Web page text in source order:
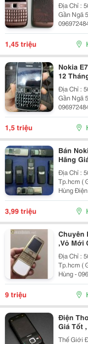
Địa Chỉ :
Gần Ngã
0969724844 Ms
Hãng Tồn
Bằng
1,45 triệu
Nokia
12
Địa Chỉ :
Gần Ngã
0969724844 Ms
Hãng Tồn
Bằng
1,5 triệu
Bán
Hãng
Địa Chỉ :
Tp.hcm (
Hùng Điện Thoại Nokia 8910 Cổ Xưa Chính Hãng . -
Nokia
Nút
3,99 triệu
Chuyên
,Vỏ Mới
Trường
Địa Chỉ :
Tp.hcm (
Hùng -
Của
Triệu
9 triệu
Điện
Giá Tốt
Thế Giới